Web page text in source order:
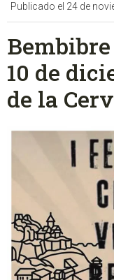
Publicado el 24 de
10 de
de la